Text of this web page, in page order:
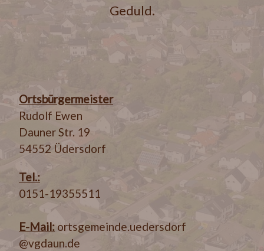
Geduld.
Ortsbürgermeister
Rudolf Ewen
Dauner Str. 19
54552 Üdersdorf
Tel.:
0151-19355511
E-Mail: ortsgemeinde.uedersdorf
@vgdaun.de